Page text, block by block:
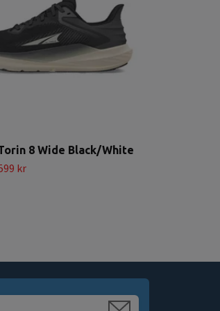
8 Wide Black/White
kr